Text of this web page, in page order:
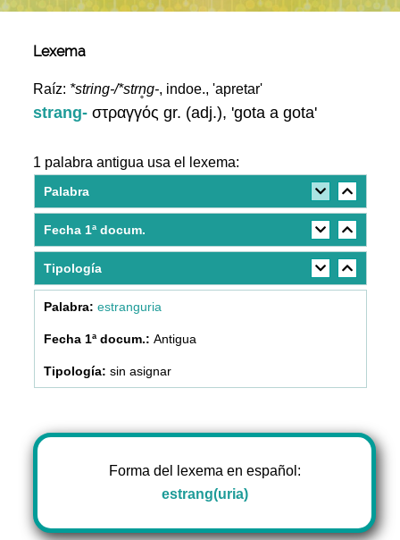
Lexema
Raíz: *string-/*strn̥g-, indoe., 'apretar'
strang-στραγγός gr. (adj.), 'gota a gota'
1 palabra antigua usa el lexema:
Palabra
Fecha 1ª docum.
Tipología
estranguria
Antigua
sin asignar
Forma del lexema en español:
estrang(uria)